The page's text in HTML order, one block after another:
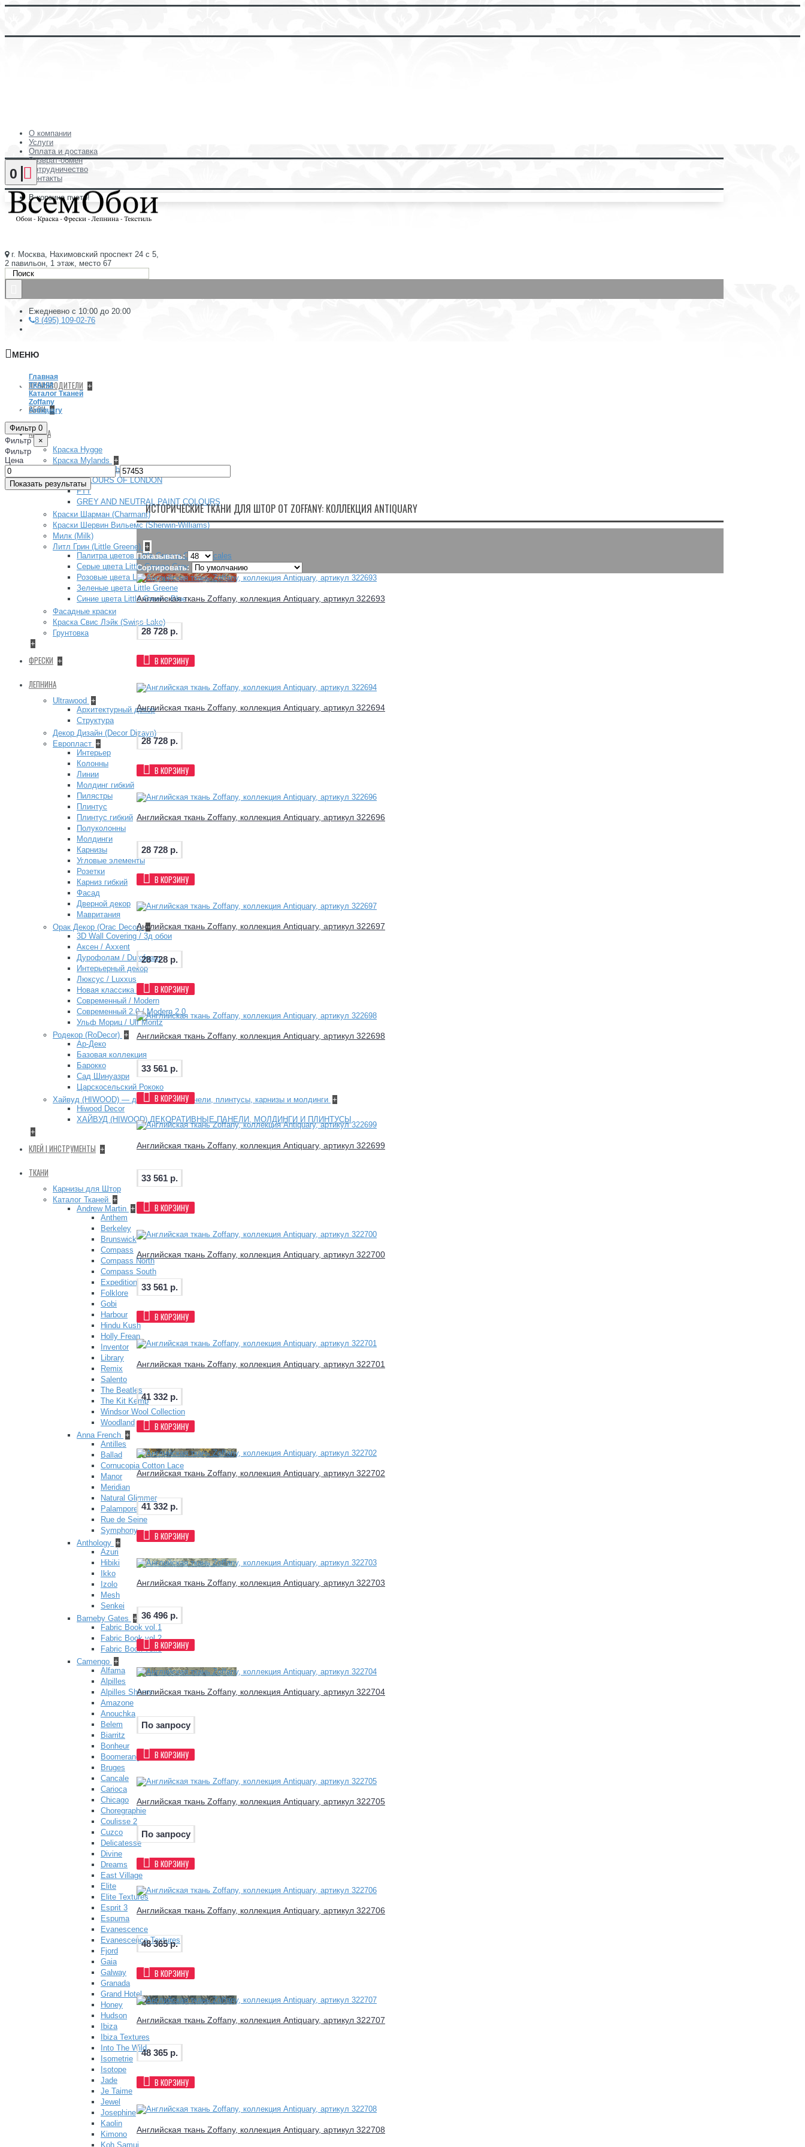
О компании
Услуги
Оплата и доставка
Возврат-обмен
Сотрудничество
Контакты
0
В корзине пусто!
г. Москва, Нахимовский проспект 24 с 5,
2 павильон, 1 этаж, место 67
Ежедневно с 10:00 до 20:00
8 (495) 109-02-76
МЕНЮ
ПРОИЗВОДИТЕЛИ +
ОБОИ +
КРАСКА
Краска Hygge
Краска Mylands +
Архив (Archive) collection
COLOURS OF LONDON
FTT
GREY AND NEUTRAL PAINT COLOURS
Краски Шарман (Charmant)
Краски Шервин Вильемс (Sherwin-Williams)
Милк (Milk)
Литл Грин (Little Greene) +
Палитра цветов Little Greene Colour Scales
Серые цвета Little Greene Grey
Розовые цвета Little Greene Pink
Зеленые цвета Little Greene
Синие цвета Little Greene Blue
Фасадные краски
Краска Свис Лэйк (Swiss Lake)
Грунтовка
+
ФРЕСКИ +
ЛЕПНИНА
Ultrawood +
Архитектурный декор
Структура
Декор Дизайн (Decor Dizayn)
Европласт +
Интерьер
Колонны
Линии
Молдинг гибкий
Пилястры
Плинтус
Плинтус гибкий
Полуколонны
Молдинги
Карнизы
Угловые элементы
Розетки
Карниз гибкий
Фасад
Дверной декор
Мавритания
Орак Декор (Orac Decor) +
3D Wall Covering / 3д обои
Аксен / Axxent
Дурофолам / Durofoam
Интерьерный декор
Люксус / Luxxus
Новая классика / New Classics
Современный / Modern
Современный 2.0 / Modern 2.0
Ульф Мориц / Ulf Moritz
Родекор (RoDecor) +
Ар-Деко
Базовая коллекция
Барокко
Сад Шинуазри
Царскосельский Рококо
Хайвуд (HIWOOD) — декоративные панели, плинтусы, карнизы и молдинги +
Hiwood Decor
ХАЙВУД (HIWOOD) ДЕКОРАТИВНЫЕ ПАНЕЛИ, МОЛДИНГИ И ПЛИНТУСЫ
+
КЛЕЙ | ИНСТРУМЕНТЫ +
ТКАНИ
Карнизы для Штор
Каталог Тканей +
Andrew Martin +
Anthem
Berkeley
Brunswick
Compass
Compass North
Compass South
Expedition
Folklore
Gobi
Harbour
Hindu Kush
Holly Frean
Inventor
Library
Remix
Salento
The Beatles
The Kit Kemp
Windsor Wool Collection
Woodland
Anna French +
Antilles
Ballad
Cornucopia Cotton Lace
Manor
Meridian
Natural Glimmer
Palampore
Rue de Seine
Symphony
Anthology +
Azuri
Hibiki
Ikko
Izolo
Mesh
Senkei
Barneby Gates +
Fabric Book vol.1
Fabric Book vol.2
Fabric Book vol.3
Camengo +
Alfama
Alpilles
Alpilles Sheers
Amazone
Anouchka
Belem
Biarritz
Bonheur
Boomerang
Bruges
Cancale
Carioca
Chicago
Choregraphie
Coulisse 2
Cuzco
Delicatesse
Divine
Dreams
East Village
Elite
Elite Textures
Esprit 3
Espuma
Evanescence
Evanescence Textures
Fjord
Gaia
Galway
Granada
Grand Hotel
Honey
Hudson
Ibiza
Ibiza Textures
Into The Wild
Isometrie
Isotope
Jade
Je Taime
Jewel
Josephine
Kaolin
Kimono
Koh Samui
Главная
ТКАНИ
Каталог Тканей
Zoffany
Antiquary
Фильтр 0
Фильтр
×
Фильтр
Цена
–
Показать результаты
ИСТОРИЧЕСКИЕ ТКАНИ ДЛЯ ШТОР ОТ ZOFFANY: КОЛЛЕКЦИЯ ANTIQUARY
Показывать:
Сортировать:
Английская ткань Zoffany, коллекция Antiquary, артикул 322693
28 728 р.
В КОРЗИНУ
Английская ткань Zoffany, коллекция Antiquary, артикул 322694
28 728 р.
В КОРЗИНУ
Английская ткань Zoffany, коллекция Antiquary, артикул 322696
28 728 р.
В КОРЗИНУ
Английская ткань Zoffany, коллекция Antiquary, артикул 322697
28 728 р.
В КОРЗИНУ
Английская ткань Zoffany, коллекция Antiquary, артикул 322698
33 561 р.
В КОРЗИНУ
Английская ткань Zoffany, коллекция Antiquary, артикул 322699
33 561 р.
В КОРЗИНУ
Английская ткань Zoffany, коллекция Antiquary, артикул 322700
33 561 р.
В КОРЗИНУ
Английская ткань Zoffany, коллекция Antiquary, артикул 322701
41 332 р.
В КОРЗИНУ
Английская ткань Zoffany, коллекция Antiquary, артикул 322702
41 332 р.
В КОРЗИНУ
Английская ткань Zoffany, коллекция Antiquary, артикул 322703
36 496 р.
В КОРЗИНУ
Английская ткань Zoffany, коллекция Antiquary, артикул 322704
По запросу
В КОРЗИНУ
Английская ткань Zoffany, коллекция Antiquary, артикул 322705
По запросу
В КОРЗИНУ
Английская ткань Zoffany, коллекция Antiquary, артикул 322706
48 365 р.
В КОРЗИНУ
Английская ткань Zoffany, коллекция Antiquary, артикул 322707
48 365 р.
В КОРЗИНУ
Английская ткань Zoffany, коллекция Antiquary, артикул 322708